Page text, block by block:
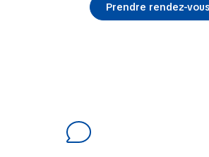
Prendre rendez-vous